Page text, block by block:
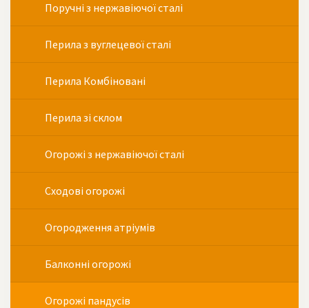
Поручні з нержавіючої сталі
Перила з вуглецевої сталі
Перила Комбіновані
Перила зі склом
Огорожі з нержавіючої сталі
Сходові огорожі
Огородження атріумів
Балконні огорожі
Огорожі пандусів